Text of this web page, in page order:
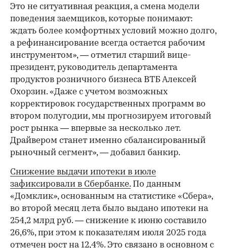
Это не ситуативная реакция, а смена модели
поведения заемщиков, которые понимают:
ждать более комфортных условий можно долго,
а рефинансирование всегда остается рабочим
инструментом», — отметил старший вице-
президент, руководитель департамента
продуктов розничного бизнеса ВТБ Алексей
Охорзин. «Даже с учетом возможных
корректировок государственных программ во
втором полугодии, мы прогнозируем итоговый
рост рынка — впервые за несколько лет.
Драйвером станет именно сбалансированный
рыночный сегмент», — добавил банкир.
Снижение выдачи ипотеки в июле
зафиксировали в Сбербанке. По данным
«Домклик», основанным на статистике «Сбера»,
во второй месяц лета было выдано ипотеки на
254,2 млрд руб. — снижение к июню составило
26,6%, при этом к показателям июля 2025 года
отмечен рост на 12,4%. Это связано в основном с